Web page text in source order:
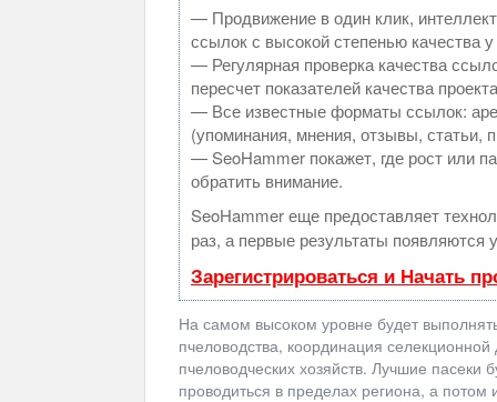
— Продвижение в один клик,
ссылок с высокой степенью качества
— Регулярная проверка качества
пересчет показателей качества
— Все известные форматы ссылок:
(упоминания, мнения, отзывы, статьи,
— SeoHammer покажет, где рост или
обратить внимание.
SeoHammer еще предоставляет
раз, а первые результаты появляются
Зарегистрироваться и Начать
На самом высоком уровне будет
пчеловодства, координация
пчеловодческих хозяйств. Лучшие пасеки
проводиться в пределах региона, а потом